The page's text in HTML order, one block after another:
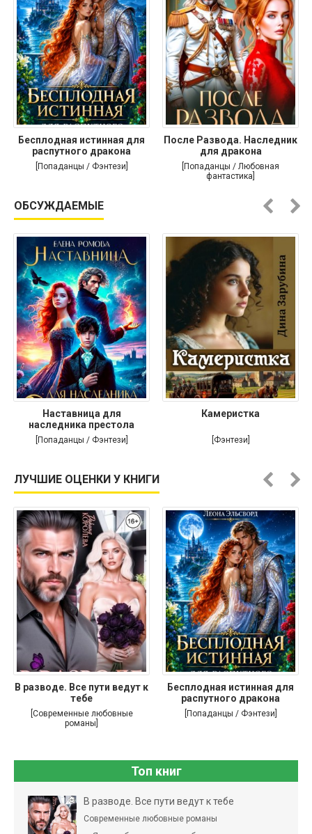
Бесплодная истинная для
распутного дракона
[Попаданцы / Фэнтези]
После Развода. Наследник
для дракона
[Попаданцы / Любовная
фантастика]
ОБСУЖДАЕМЫЕ
Наставница для
наследника престола
[Попаданцы / Фэнтези]
Камеристка
[Фэнтези]
ЛУЧШИЕ ОЦЕНКИ У КНИГИ
В разводе. Все пути ведут к
тебе
[Современные любовные
романы]
Бесплодная истинная для
распутного дракона
[Попаданцы / Фэнтези]
Топ книг
В разводе. Все пути ведут к тебе
Современные любовные романы